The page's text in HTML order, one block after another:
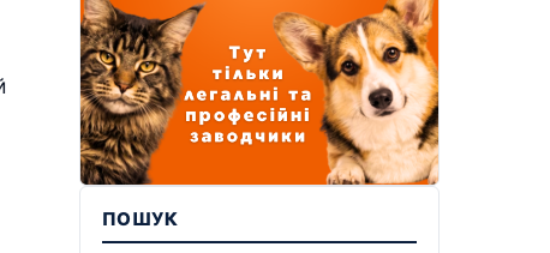
ПОШУК